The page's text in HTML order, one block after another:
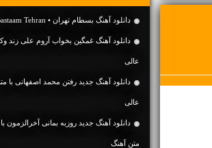
دانلود آهنگ بسطام تهران • Bastaam Tehran
دانلود آهنگ غمگین بخواب آروم علی زند
عالی
دانلود آهنگ جديد رفتن محمد اصفهانی با
عالی
متن آهنگ